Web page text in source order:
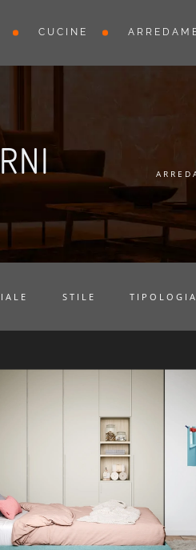
CUCINE
STILE TIPOLOGIA